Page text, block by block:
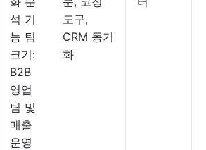
석 기
능 팀
크기:
B2B
영업
팀 및
매출
운영
도구,
CRM 동기
화